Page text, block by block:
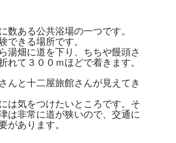
数ある公共浴場の一つです。
できる場所です。
湯畑に道を下り、ちちや饅頭さ
れて３００ｍほどで着きます。
んと十二屋旅館さんが見えてき
は気をつけたいところです。そ
は非常に道が狭いので、交通に
があります。